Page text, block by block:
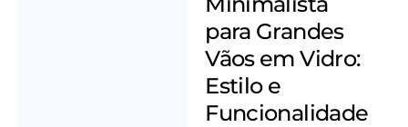
para Grandes
Vãos em Vidro:
Estilo e
Funcionalidade